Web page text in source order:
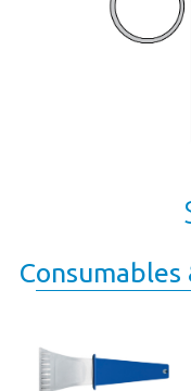
Consumables